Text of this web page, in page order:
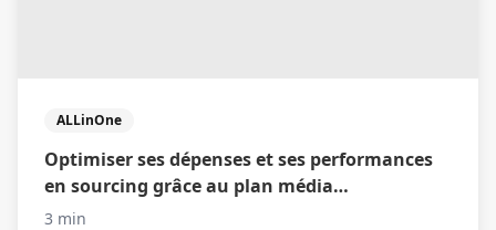
ALLinOne
Optimiser ses dépenses et ses performances
en sourcing grâce au plan média
automatique
3 min